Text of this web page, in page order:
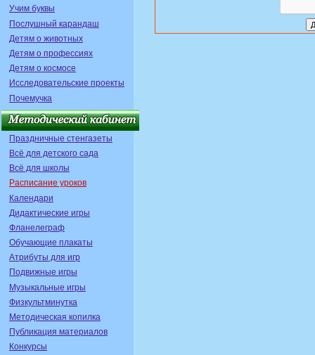
Учим буквы
Послушный карандаш
Детям о животных
Детям о профессиях
Детям о космосе
Исследовательские проекты
Почемучка
Праздничные стенгазеты
Всё для детского сада
Всё для школы
Расписание уроков
Календари
Дидактические игры
Фланелеграф
Обучающие плакаты
Атрибуты для игр
Подвижные игры
Музыкальные игры
Физкультминутка
Методическая копилка
Публикация материалов
Конкурсы